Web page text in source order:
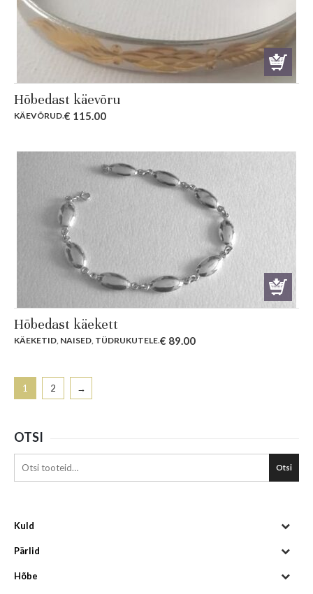
Hõbedast käevõru
KÄEVÕRUD.€ 115.00
Hõbedast käekett
KÄEKETID, NAISED, TÜDRUKUTELE.€ 89.00
1 2 →
OTSI
Otsi
Kuld
Pärlid
Hõbe